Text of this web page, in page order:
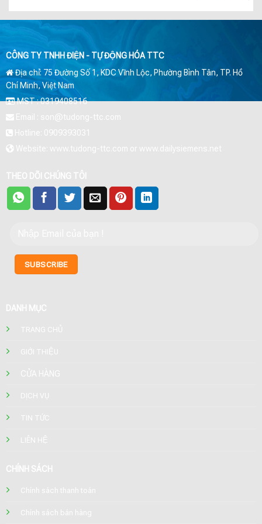
CÔNG TY TNHH ĐIỆN - TỰ ĐỘNG HÓA TTC
Địa chỉ: 75 Đường Số 1, KDC Vĩnh Lộc, Phường Bình Tân, TP. Hồ
Chí Minh, Việt Nam
MST : 0319408516
Email : son@tudong-ttc.com
Hotline: 0909393031
Website: www.tudong-ttc.com or www.dailysiemens.net
THEO DÕI CHÚNG TÔI
DANH MỤC
TRANG CHỦ
GIỚI THIỆU
CỬA HÀNG
DỊCH VỤ
TIN TỨC
LIÊN HỆ
CHÍNH SÁCH
Chính sách thanh toán
Chính sách bán hàng